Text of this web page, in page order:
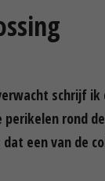
schrijf
rond
een van de